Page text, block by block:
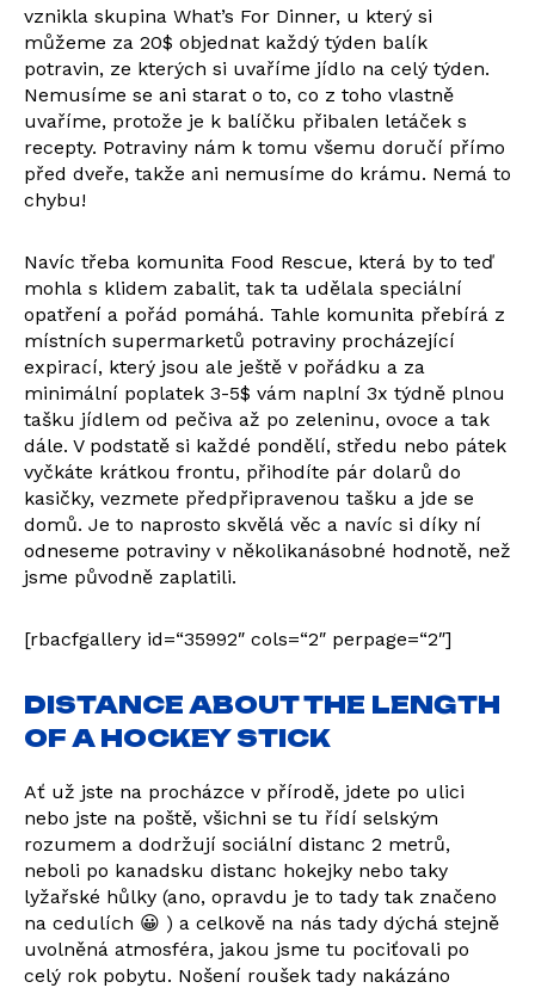
vznikla skupina What’s For Dinner, u který si
můžeme za 20$ objednat každý týden balík
potravin, ze kterých si uvaříme jídlo na celý týden.
Nemusíme se ani starat o to, co z toho vlastně
uvaříme, protože je k balíčku přibalen letáček s
recepty. Potraviny nám k tomu všemu doručí přímo
před dveře, takže ani nemusíme do krámu. Nemá to
chybu!
Navíc třeba komunita Food Rescue, která by to teď
mohla s klidem zabalit, tak ta udělala speciální
opatření a pořád pomáhá. Tahle komunita přebírá z
místních supermarketů potraviny procházející
expirací, který jsou ale ještě v pořádku a za
minimální poplatek 3-5$ vám naplní 3x týdně plnou
tašku jídlem od pečiva až po zeleninu, ovoce a tak
dále. V podstatě si každé pondělí, středu nebo pátek
vyčkáte krátkou frontu, přihodíte pár dolarů do
kasičky, vezmete předpřipravenou tašku a jde se
domů. Je to naprosto skvělá věc a navíc si díky ní
odneseme potraviny v několikanásobné hodnotě, než
jsme původně zaplatili.
[rbacfgallery id=“35992″ cols=“2″ perpage=“2″]
DISTANCE ABOUT THE LENGTH
OF A HOCKEY STICK
Ať už jste na procházce v přírodě, jdete po ulici
nebo jste na poště, všichni se tu řídí selským
rozumem a dodržují sociální distanc 2 metrů,
neboli po kanadsku distanc hokejky nebo taky
lyžařské hůlky (ano, opravdu je to tady tak značeno
na cedulích 😀 ) a celkově na nás tady dýchá stejně
uvolněná atmosféra, jakou jsme tu pociťovali po
celý rok pobytu. Nošení roušek tady nakázáno